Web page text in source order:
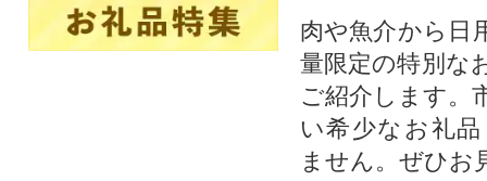
肉や魚介から日
量限定の特別な
ご紹介します。
い希少なお礼
ません。ぜひお